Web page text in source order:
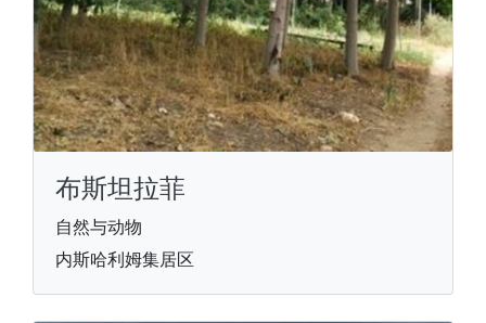
布斯坦拉菲
自然与动物
内斯哈利姆集居区